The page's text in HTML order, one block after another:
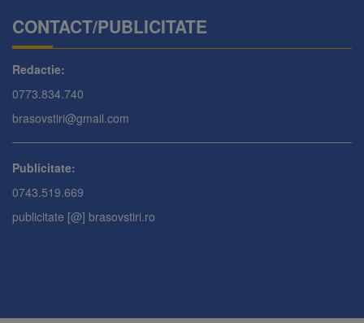
CONTACT/PUBLICITATE
Redactie:
0773.834.740
brasovstiri@gmail.com
Publicitate:
0743.519.669
publicitate [@] brasovstiri.ro